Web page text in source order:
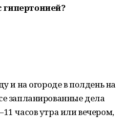
и на огороде в полдень на
запланированные дела
часов утра или вечером,